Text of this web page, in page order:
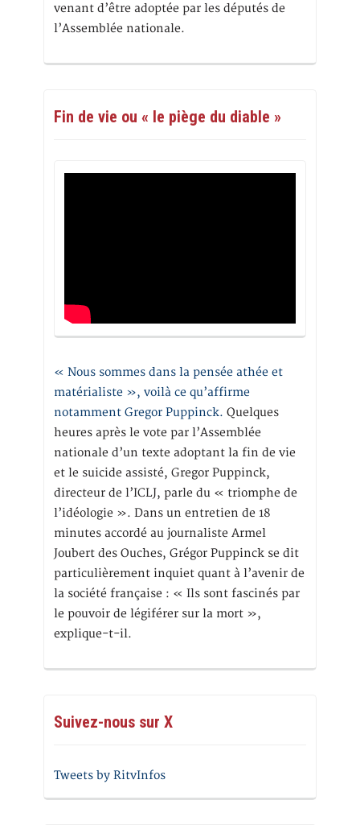
venant d’être adoptée par les députés de
l’Assemblée nationale.
Fin de vie ou « le piège du diable »
« Nous sommes dans la pensée athée et
matérialiste », voilà ce qu’affirme
notamment Gregor Puppinck. Quelques
heures après le vote par l’Assemblée
nationale d’un texte adoptant la fin de vie
et le suicide assisté, Gregor Puppinck,
directeur de l’ICLJ, parle du « triomphe de
l’idéologie ». Dans un entretien de 18
minutes accordé au journaliste Armel
Joubert des Ouches, Grégor Puppinck se dit
particulièrement inquiet quant à l’avenir de
la société française : « Ils sont fascinés par
le pouvoir de légiférer sur la mort »,
explique-t-il.
Suivez-nous sur X
Tweets by RitvInfos